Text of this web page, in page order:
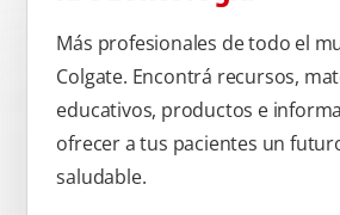
Más profesionales de todo el
Colgate. Encontrá recursos,
educativos, productos e
ofrecer a tus pacientes un
saludable.